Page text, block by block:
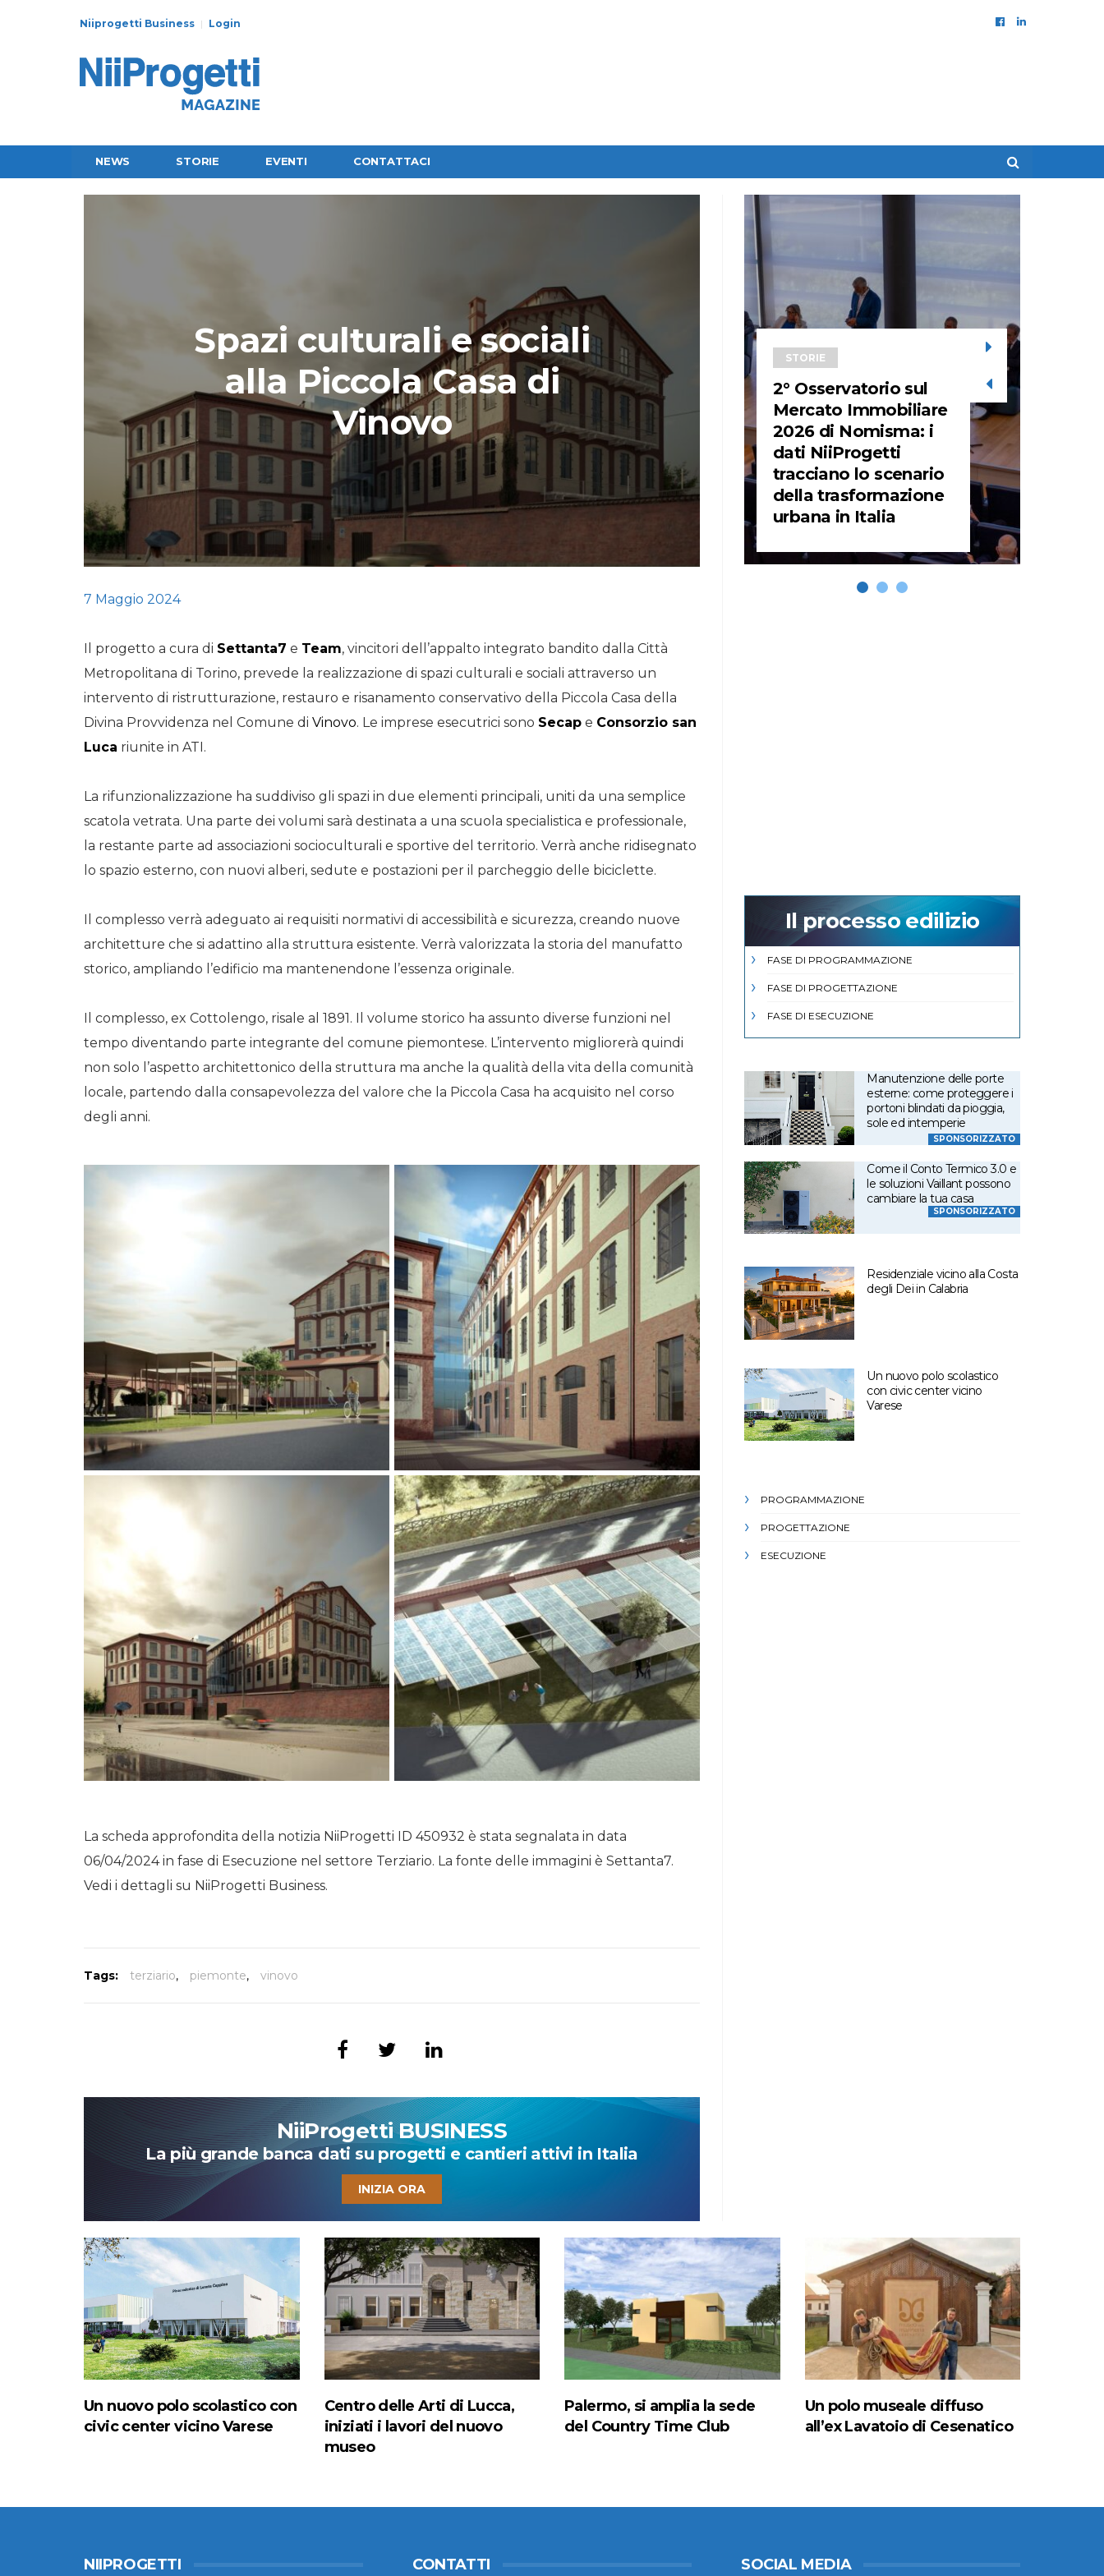
Niiprogetti Business Login
NEWS STORIE EVENTI CONTATTACI
Spazi culturali e sociali
alla Piccola Casa di
Vinovo
7 Maggio 2024
Il progetto a cura di Settanta7 e Team, vincitori dell’appalto integrato bandito dalla Città
Metropolitana di Torino, prevede la realizzazione di spazi culturali e sociali attraverso un
intervento di ristrutturazione, restauro e risanamento conservativo della Piccola Casa della
Divina Provvidenza nel Comune di Vinovo. Le imprese esecutrici sono Secap e Consorzio san
Luca riunite in ATI.
La rifunzionalizzazione ha suddiviso gli spazi in due elementi principali, uniti da una semplice
scatola vetrata. Una parte dei volumi sarà destinata a una scuola specialistica e professionale,
la restante parte ad associazioni socioculturali e sportive del territorio. Verrà anche ridisegnato
lo spazio esterno, con nuovi alberi, sedute e postazioni per il parcheggio delle biciclette.
Il complesso verrà adeguato ai requisiti normativi di accessibilità e sicurezza, creando nuove
architetture che si adattino alla struttura esistente. Verrà valorizzata la storia del manufatto
storico, ampliando l’edificio ma mantenendone l’essenza originale.
Il complesso, ex Cottolengo, risale al 1891. Il volume storico ha assunto diverse funzioni nel
tempo diventando parte integrante del comune piemontese. L’intervento migliorerà quindi
non solo l’aspetto architettonico della struttura ma anche la qualità della vita della comunità
locale, partendo dalla consapevolezza del valore che la Piccola Casa ha acquisito nel corso
degli anni.
La scheda approfondita della notizia NiiProgetti ID 450932 è stata segnalata in data
06/04/2024 in fase di Esecuzione nel settore Terziario. La fonte delle immagini è Settanta7.
Vedi i dettagli su NiiProgetti Business.
Tags: terziario, piemonte, vinovo
NiiProgetti BUSINESS
La più grande banca dati su progetti e cantieri attivi in Italia
INIZIA ORA
STORIE
URBAN
HEADQUARTERS. Il
video del terzo talk di
HEADQUARTERS
REMIX
STORIE
Urban Headquarters:
il workplace che
rigenera la città nel
nuovo talk di
NiiProgetti
STORIE
2° Osservatorio sul
Mercato Immobiliare
2026 di Nomisma: i
dati NiiProgetti
tracciano lo scenario
della trasformazione
urbana in Italia
Il processo edilizio
FASE DI PROGRAMMAZIONE
FASE DI PROGETTAZIONE
FASE DI ESECUZIONE
Manutenzione delle porte
esterne: come proteggere i
portoni blindati da pioggia,
sole ed intemperie
SPONSORIZZATO
Come il Conto Termico 3.0 e
le soluzioni Vaillant possono
cambiare la tua casa
SPONSORIZZATO
Residenziale vicino alla Costa
degli Dei in Calabria
Un nuovo polo scolastico
con civic center vicino
Varese
PROGRAMMAZIONE
PROGETTAZIONE
ESECUZIONE
Un nuovo polo scolastico con
civic center vicino Varese
Centro delle Arti di Lucca,
iniziati i lavori del nuovo
museo
Palermo, si amplia la sede
del Country Time Club
Un polo museale diffuso
all’ex Lavatoio di Cesenatico
NIIPROGETTI CONTATTI SOCIAL MEDIA